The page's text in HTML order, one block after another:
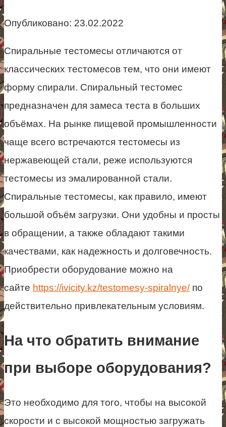
Опубликовано: 23.02.2022
Спиральные тестомесы отличаются от
классических тестомесов тем, что они имеют
форму спирали. Спиральный тестомес
предназначен для замеса теста в больших
объёмах. На рынке пищевой промышленности
чаще всего встречаются тестомесы из
нержавеющей стали, реже используются
тестомесы из эмалированной стали.
Спиральные тестомесы, как правило, имеют
большой объём загрузки. Они удобны и просты
в обращении, а также обладают такими
качествами, как надежность и долговечность.
Приобрести оборудование можно на
сайте https://ivicity.kz/testomesy-spiralnye/по
действительно привлекательным условиям.
На что обратить внимание
при выборе оборудования?
Это необходимо для того, чтобы на высокой
скорости и с высокой мощностью загружать